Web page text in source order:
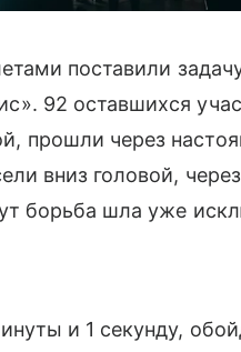
поставили
92 оставшихся
прошли через
вниз головой,
борьба шла уже
и 1 секунду,